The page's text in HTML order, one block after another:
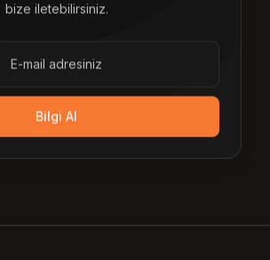
bize iletebilirsiniz.
Bilgi Al